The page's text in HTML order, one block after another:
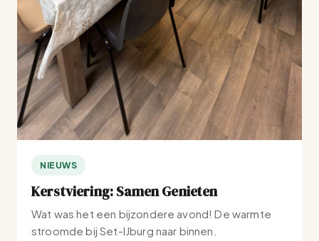
NIEUWS
Kerstviering: Samen Genieten
Wat was het een bijzondere avond! De warmte
stroomde bij Set-IJburg naar binnen.